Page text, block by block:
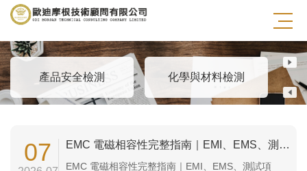
電氣與電子檢測
產品安全檢測 化學與材料檢測
07 EMC 電磁相容性完整指南｜EMI、EMS、測試項目、國際標準、CE 認證一次看懂
EMC 電磁相容性完整指南｜EMI、EMS、測試項